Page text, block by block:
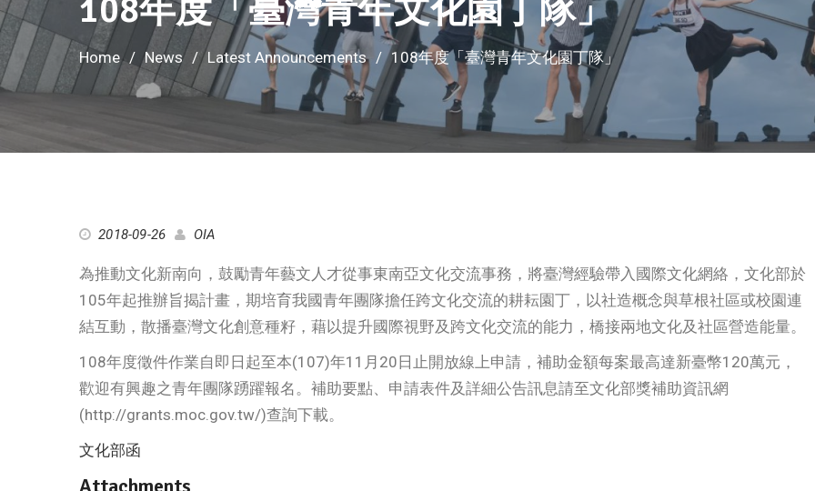
108年度「臺灣青年文化園丁隊」
Home News Latest Announcements 108年度「臺灣青年文化園丁隊」
2018-09-26 OIA
為推動文化新南向，鼓勵青年藝文人才從事東南亞文化交流事務，將臺灣經驗帶入國際文化網絡，文化部於
105年起推辦旨揭計畫，期培育我國青年團隊擔任跨文化交流的耕耘園丁，以社造概念與草根社區或校園連
結互動，散播臺灣文化創意種籽，藉以提升國際視野及跨文化交流的能力，橋接兩地文化及社區營造能量。
108年度徵件作業自即日起至本(107)年11月20日止開放線上申請，補助金額每案最高達新臺幣120萬元，
歡迎有興趣之青年團隊踴躍報名。補助要點、申請表件及詳細公告訊息請至文化部獎補助資訊網
(http://grants.moc.gov.tw/)查詢下載。
文化部函
Attachments